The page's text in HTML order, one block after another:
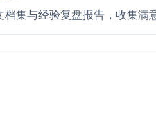
集与经验复盘报告，收集满